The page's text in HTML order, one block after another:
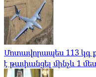
Մոտավորապես 113 կգ
է թափանցել մինչև 1